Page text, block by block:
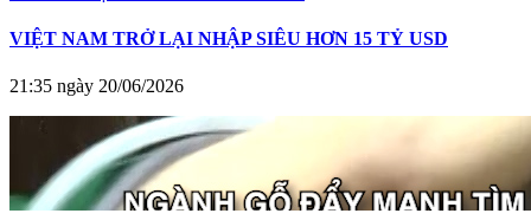
VIỆT NAM TRỞ LẠI NHẬP SIÊU HƠN 15 TỶ USD
21:35 ngày 20/06/2026